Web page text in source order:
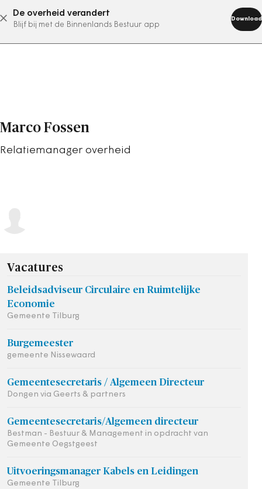
De overheid verandert
Blijf bij met de Binnenlands Bestuur app
Download
abonneer nu
Marco Fossen
Relatiemanager overheid
Vacatures
Beleidsadviseur Circulaire en Ruimtelijke
Economie
Gemeente Tilburg
Burgemeester
gemeente Nissewaard
Gemeentesecretaris / Algemeen Directeur
Dongen via Geerts & partners
Gemeentesecretaris/Algemeen directeur
Bestman - Bestuur & Management in opdracht van
Gemeente Oegstgeest
Uitvoeringsmanager Kabels en Leidingen
Gemeente Tilburg